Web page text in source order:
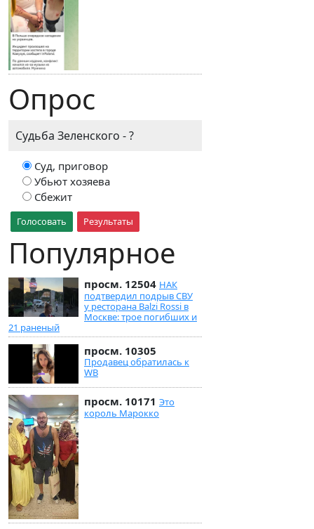
Опрос
Судьба Зеленского - ?
Суд, приговор
Убьют хозяева
Сбежит
Голосовать Результаты
Популярное
просм. 12504 НАК
подтвердил подрыв СВУ
у ресторана Balzi Rossi в
Москве: трое погибших и
21 раненый
просм. 10305
Продавец обратилась к
WB
просм. 10171 Это
король Марокко